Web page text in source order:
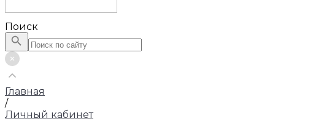
Поиск
Главная
/
Личный кабинет